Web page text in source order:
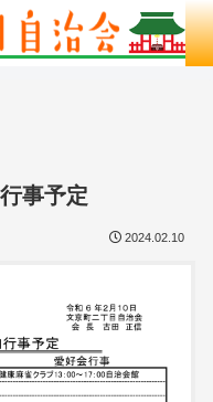
事予定
2024.02.10